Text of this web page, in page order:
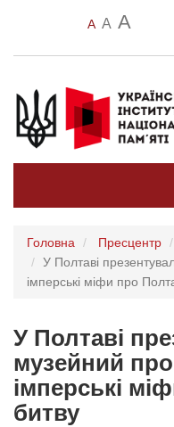
A A A
Головна Пресцентр
У Полтаві
імперські міфи про
У Полтаві
музейний
імперські
битву